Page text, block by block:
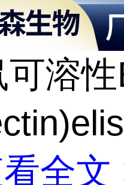
可溶
全文